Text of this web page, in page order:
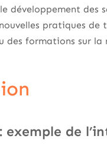
développement
pratiques
formations sur
exemple de